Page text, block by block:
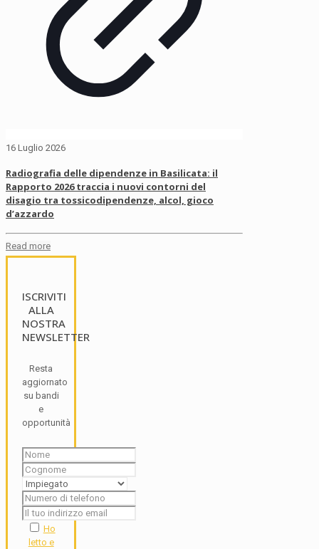
16 Luglio 2026
Radiografia delle dipendenze in Basilicata: il
Rapporto 2026 traccia i nuovi contorni del
disagio tra tossicodipendenze, alcol, gioco
d’azzardo
Read more
ISCRIVITI
ALLA
NOSTRA
NEWSLETTER
Resta
aggiornato
su bandi
e
opportunità
Ho
letto e